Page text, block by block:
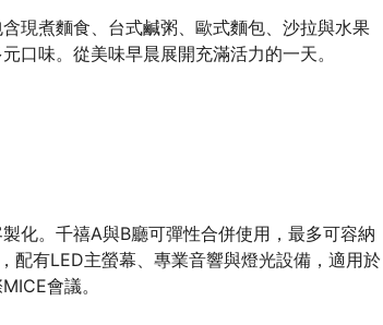
現煮麵食、台式鹹粥、歐式麵包、沙拉與水果
口味。從美味早晨展開充滿活力的一天。
化。千禧A與B廳可彈性合併使用，最多可容納
配有LED主螢幕、專業音響與燈光設備，適用於
會議。